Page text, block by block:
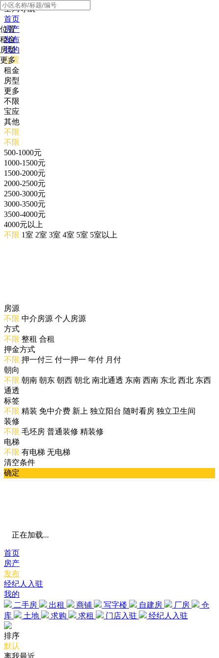
全局导航
首页
房产
发布
我的
位置
租金
房型
更多
位置
租金
房型
更多
不限
宝应
其他
不限
不限
500-1000元
1000-1500元
1500-2000元
2000-2500元
2500-3000元
3000-3500元
3500-4000元
4000元以上
不限 1室 2室 3室 4室 5室 5室以上
房源
不限 中介房源 个人房源
方式
不限 整租 合租
押金方式
不限 押一付三 付一押一 年付 月付
朝向
不限 朝南 朝东 朝西 朝北 南北通透 东南 西南 东北 西北 东西
通透
标签
不限 精装 免中介费 新上 独立阳台 随时看房 独立卫生间
装修
不限 毛坯房 普通装修 精装修
电梯
不限 有电梯 无电梯
清空条件
确定
正在加载...
首页
房产
发布
经纪人入驻
我的
二手房
出租 商铺 写字楼 自建房 厂房
仓
库
土地 求购 求租 门店入驻 经纪人入驻
排序
默认
离我最近